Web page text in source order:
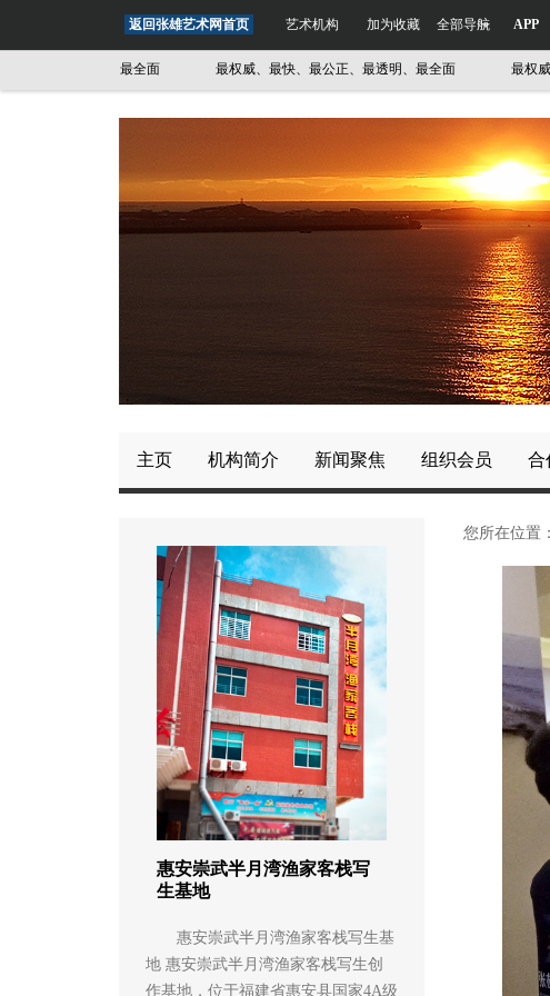
返回张雄艺术网首页 艺术机构 加为收藏 全部导航 APP
最权威、最快、最公正、最透明、最全面 最权威、最
主页 机构简介 新闻聚焦 组织会员 合
惠安崇武半月湾渔家客栈写
生基地
惠安崇武半月湾渔家客栈写生基
地 惠安崇武半月湾渔家客栈写生创
作基地，位于福建省惠安县国家4A级
您所在位置：